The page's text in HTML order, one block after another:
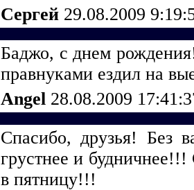
Сергей 29.08.2009
Баджо, с днем
правнуками ездил на
Angel 28.08.2009
Спасибо, друзья! Без
грустнее и
в пятницу!!!